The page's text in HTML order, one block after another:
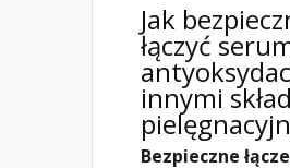
Jak
łączyć
innymi
Bezpieczne